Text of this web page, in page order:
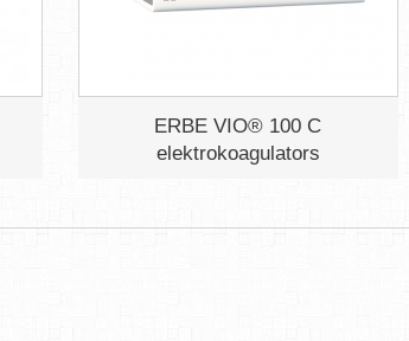
ERBE VIO® 100 C
elektrokoagulators